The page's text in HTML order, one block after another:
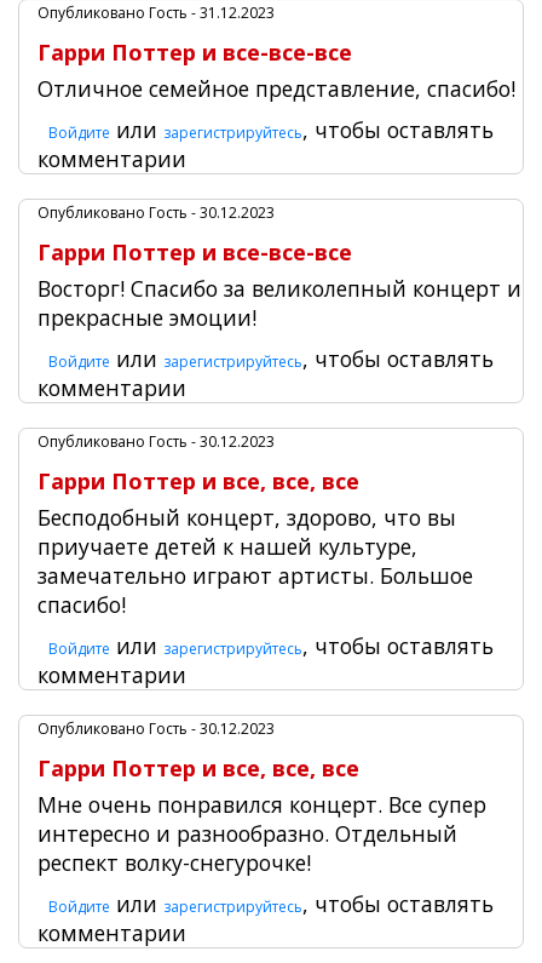
Опубликовано Гость - 31.12.2023
Гарри Поттер и все-все-все
Отличное семейное представление, спасибо!
Войдите или зарегистрируйтесь, чтобы оставлять
комментарии
Опубликовано Гость - 30.12.2023
Гарри Поттер и все-все-все
Восторг! Спасибо за великолепный концерт и
прекрасные эмоции!
Войдите или зарегистрируйтесь, чтобы оставлять
комментарии
Опубликовано Гость - 30.12.2023
Гарри Поттер и все, все, все
Бесподобный концерт, здорово, что вы
приучаете детей к нашей культуре,
замечательно играют артисты. Большое
спасибо!
Войдите или зарегистрируйтесь, чтобы оставлять
комментарии
Опубликовано Гость - 30.12.2023
Гарри Поттер и все, все, все
Мне очень понравился концерт. Все супер
интересно и разнообразно. Отдельный
респект волку-снегурочке!
Войдите или зарегистрируйтесь, чтобы оставлять
комментарии